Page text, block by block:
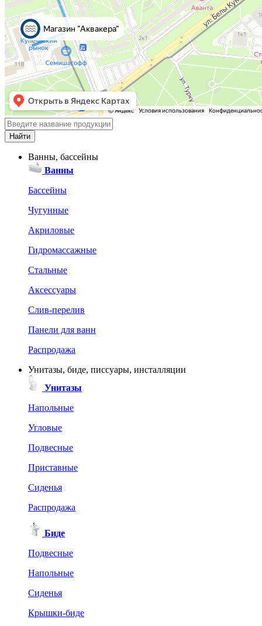
Ванны, бассейны
Ванны
Бассейны
Чугунные
Акриловые
Гидромассажные
Стальные
Аксессуары
Слив-перелив
Панели для ванн
Распродажа
Унитазы, биде, писсуары, инсталляции
Унитазы
Напольные
Угловые
Подвесные
Приставные
Сиденья
Распродажа
Биде
Подвесные
Напольные
Сиденья
Крышки-биде